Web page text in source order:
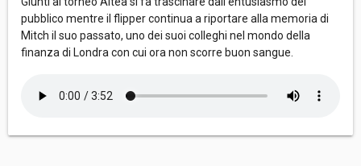
pubblico mentre il flipper continua a riportare alla memoria di
Mitch il suo passato, uno dei suoi colleghi nel mondo della
finanza di Londra con cui ora non scorre buon sangue.